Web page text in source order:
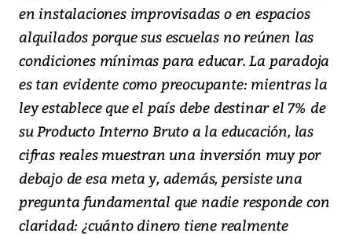
en instalaciones improvisadas o en espacios
alquilados porque sus escuelas no reúnen las
condiciones mínimas para educar. La paradoja
es tan evidente como preocupante: mientras la
ley establece que el país debe destinar el 7% de
su Producto Interno Bruto a la educación, las
cifras reales muestran una inversión muy por
debajo de esa meta y, además, persiste una
pregunta fundamental que nadie responde con
claridad: ¿cuánto dinero tiene realmente